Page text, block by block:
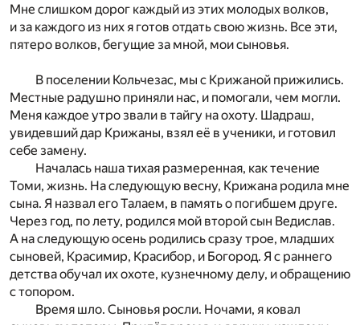
Мне слишком дорог каждый из этих молодых волков,
и за каждого из них я готов отдать свою жизнь. Все эти,
пятеро волков, бегущие за мной, мои сыновья.
В поселении Кольчезас, мы с Крижаной прижились.
Местные радушно приняли нас, и помогали, чем могли.
Меня каждое утро звали в тайгу на охоту. Шадраш,
увидевший дар Крижаны, взял её в ученики, и готовил
себе замену.
Началась наша тихая размеренная, как течение
Томи, жизнь. На следующую весну, Крижана родила мне
сына. Я назвал его Талаем, в память о погибшем друге.
Через год, по лету, родился мой второй сын Ведислав.
А на следующую осень родились сразу трое, младших
сыновей, Красимир, Красибор, и Богород. Я с раннего
детства обучал их охоте, кузнечному делу, и обращению
с топором.
Время шло. Сыновья росли. Ночами, я ковал